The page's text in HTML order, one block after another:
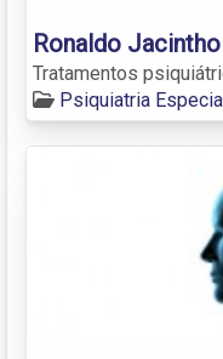
Ronaldo
Tratamentos
Psiquiatria